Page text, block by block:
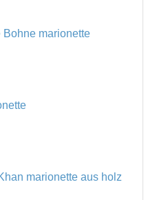
marionette
marionette aus holz